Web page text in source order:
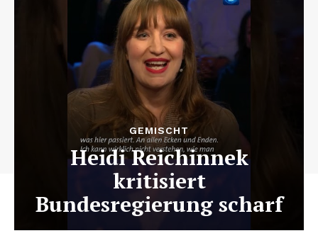
GEMISCHT
Heidi Reichinnek
kritisiert
Bundesregierung scharf